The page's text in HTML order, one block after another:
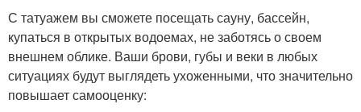
С татуажем вы сможете посещать сауну, бассейн,
купаться в открытых водоемах, не заботясь о своем
внешнем облике. Ваши брови, губы и веки в любых
ситуациях будут выглядеть ухоженными, что значительно
повышает самооценку: